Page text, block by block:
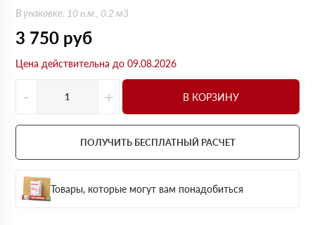
В упаковке: 10 п.м., 0.2 м3
3 750 руб
Цена действительна до 09.08.2026
- + В КОРЗИНУ
ПОЛУЧИТЬ БЕСПЛАТНЫЙ РАСЧЕТ
Товары, которые могут вам понадобиться